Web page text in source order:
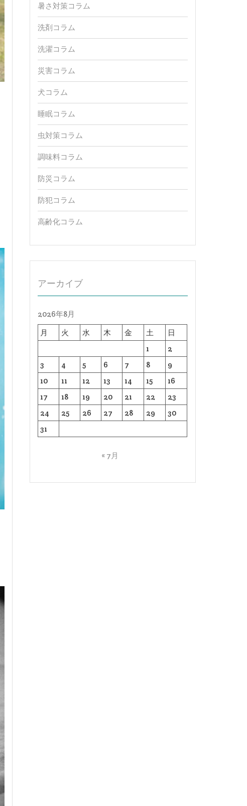
暑さ対策コラム
洗剤コラム
洗濯コラム
災害コラム
犬コラム
睡眠コラム
虫対策コラム
調味料コラム
防災コラム
防犯コラム
高齢化コラム
アーカイブ
2026年8月
月
火 水 木 金 土
日
1
2
3
4 5 6 7 8
9
10
11 12 13 14 15
16
17
18 19 20 21 22
23
24
25 26 27 28 29
30
31
« 7月